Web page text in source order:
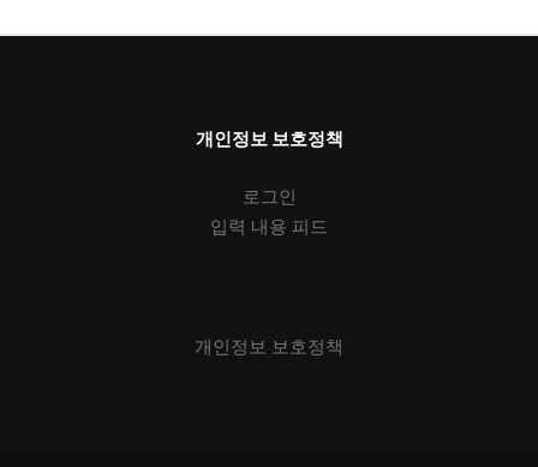
개인정보 보호정책
로그인
입력 내용 피드
개인정보 보호정책